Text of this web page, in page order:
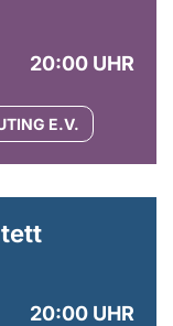
20:00 UHR
E.V.
20:00 UHR